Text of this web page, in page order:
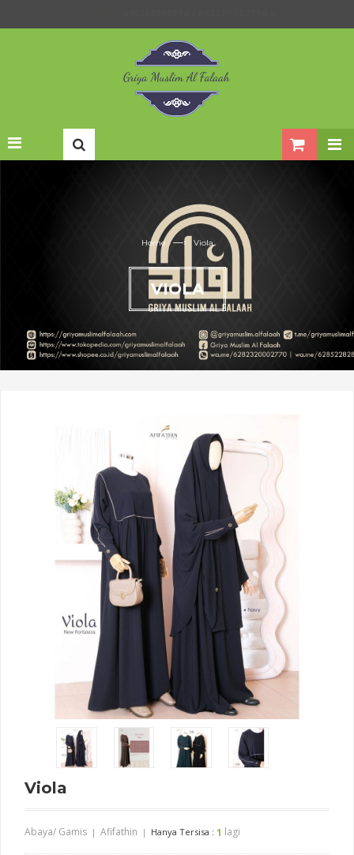
EMAILGRIYAMUSLIMALFALAAH@GMAIL.COM >
Home —› Viola
VIOLA
Viola
Abaya/ Gamis | Afifathin | Hanya Tersisa : 1 lagi